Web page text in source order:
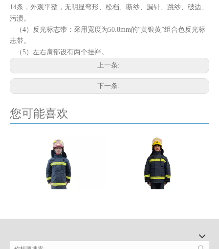
14条，外观平整，无明显弯形、松档、断纱、漏针、跳纱、破边、
污渍。
（4）反光标志带：采用宽度为50.8mm的“黄银黄”组合色反光标
志带。
（5）左右肩部设有两个挂袢。
上一条:
下一条:
您可能喜欢
灭火指挥服
XH F/A (DRD)消防员灭火防